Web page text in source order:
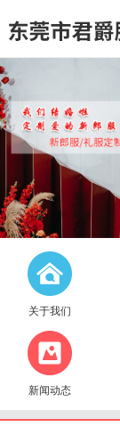
关于我们
新闻动态